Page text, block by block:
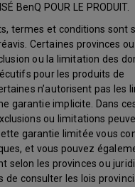
BenQ POUR LE PRODUIT.
termes et conditions sont
Certaines provinces
ou la limitation des
pour les produits de
n’autorisent pas les
garantie implicite. Dans
ou limitations
garantie limitée vous
et vous pouvez
selon les provinces ou
de consulter les lois